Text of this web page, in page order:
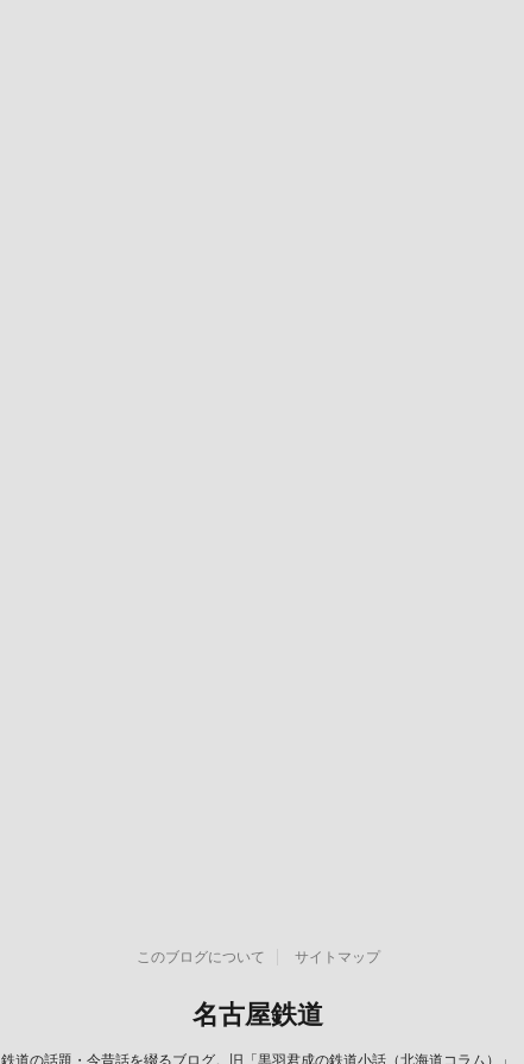
このブログについて サイトマップ
名古屋鉄道
鉄道の話題・今昔話を綴るブログ。旧「黒羽君成の鉄道小話（北海道コラム）」